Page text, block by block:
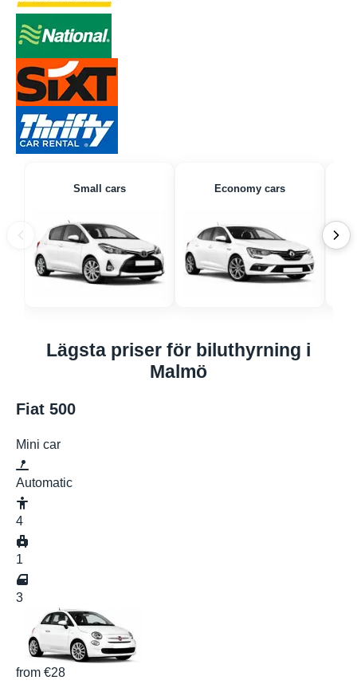
Small cars Economy cars
Lägsta priser för biluthyrning i
Malmö
Fiat 500
Mini car
Automatic
4
1
3
from €28